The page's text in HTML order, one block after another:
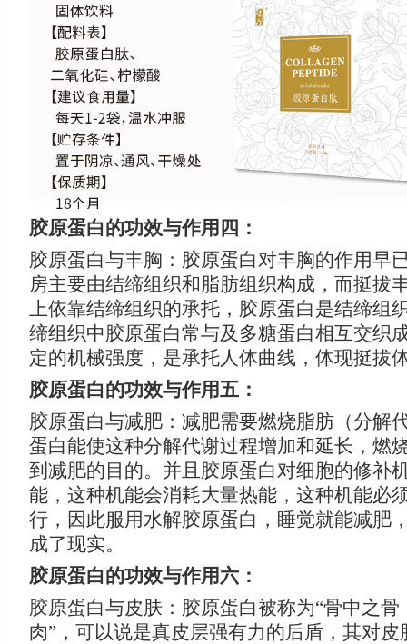
胶原蛋白的功效与作用四：
胶原蛋白与丰胸：胶原蛋白对丰胸的作用早
房主要由结缔组织和脂肪组织构成，而挺拔
上依靠结缔组织的承托，胶原蛋白是结缔组
缔组织中胶原蛋白常与及多糖蛋白相互交织
定的机械强度，是承托人体曲线，体现挺拔
胶原蛋白的功效与作用五：
胶原蛋白与减肥：减肥需要燃烧脂肪（分解
蛋白能使这种分解代谢过程增加和延长，燃
到减肥的目的。并且胶原蛋白对细胞的修补
能，这种机能会消耗大量热能，这种机能必
行，因此服用水解胶原蛋白，睡觉就能减肥
成了现实。
胶原蛋白的功效与作用六：
胶原蛋白与皮肤：胶原蛋白被称为“骨中之
肉”，可以说是真皮层强有力的后盾，其对